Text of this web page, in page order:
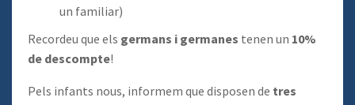
un familiar)
Recordeu que els germans i germanes tenen un 10%
de descompte!
Pels infants nous, informem que disposen de tres